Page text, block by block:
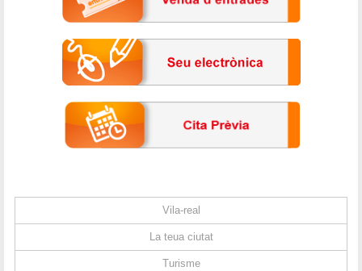
Vila-real
La teua ciutat
Turisme